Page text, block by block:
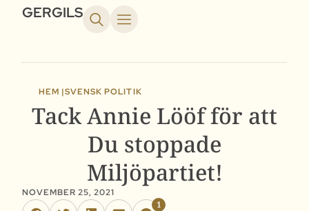
GERGILS
HEM |SVENSK POLITIK
Tack Annie Lööf för att
Du stoppade
Miljöpartiet!
NOVEMBER 25, 2021
1